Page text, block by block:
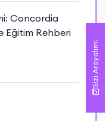
Concordia
Eğitim Rehberi
Sizi Arayalım!